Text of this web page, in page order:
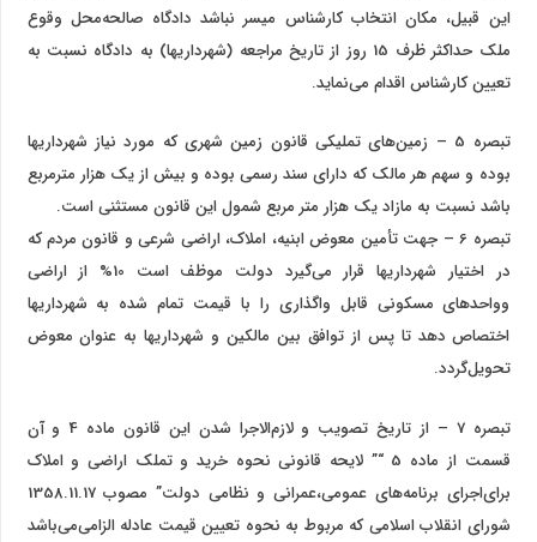
این قبیل، مکان انتخاب کارشناس میسر نباشد دادگاه صالحه‌محل وقوع
ملک حداکثر ظرف 15 روز از تاریخ مراجعه (‌شهرداریها) به دادگاه نسبت به
تعیین کارشناس اقدام می‌نماید.
‌تبصره 5 – زمین‌های تملیکی قانون زمین شهری که مورد نیاز شهرداریها
بوده و سهم هر مالک که دارای سند رسمی بوده و بیش از یک هزار متر‌مربع
باشد نسبت به مازاد یک هزار متر مربع شمول این قانون مستثنی است.
‌تبصره 6 – جهت تأمین معوض ابنیه، املاک، اراضی شرعی و قانون مردم که
در اختیار شهرداریها قرار می‌گیرد دولت موظف است 10% از اراضی
و‌واحدهای مسکونی قابل واگذاری را با قیمت تمام شده به شهرداریها
اختصاص دهد تا پس از توافق بین مالکین و شهرداریها به عنوان معوض
تحویل‌گردد.
‌تبصره 7 – از تاریخ تصویب و لازم‌الاجرا شدن این قانون ماده 4 و آن
قسمت از ماده 5 “‌” لایحه قانونی نحوه خرید و تملک اراضی و املاک
برای‌اجرای برنامه‌های عمومی،عمرانی و نظامی دولت” مصوب 1358.11.17
شورای انقلاب اسلامی که مربوط به نحوه تعیین قیمت عادله الزامی‌می‌باشد